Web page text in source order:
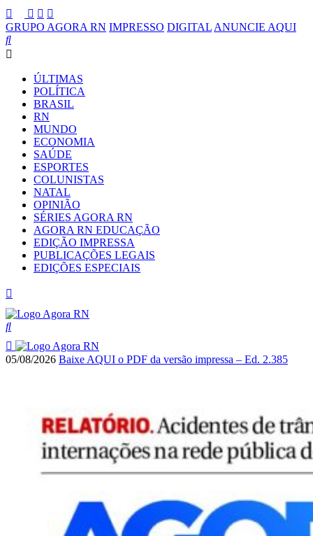
GRUPO AGORA RN IMPRESSO DIGITAL ANUNCIE AQUI
ÚLTIMAS
POLÍTICA
BRASIL
RN
MUNDO
ECONOMIA
SAÚDE
ESPORTES
COLUNISTAS
NATAL
OPINIÃO
SÉRIES AGORA RN
AGORA RN EDUCAÇÃO
EDIÇÃO IMPRESSA
PUBLICAÇÕES LEGAIS
EDIÇÕES ESPECIAIS
05/08/2026 Baixe AQUI o PDF da versão impressa – Ed. 2.385